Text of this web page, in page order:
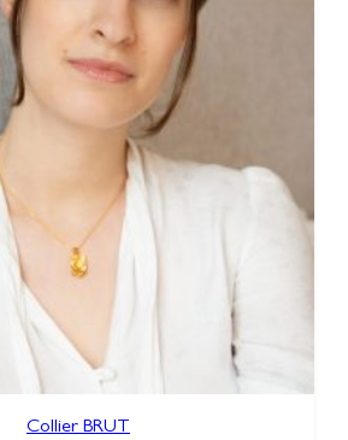
Collier BRUT